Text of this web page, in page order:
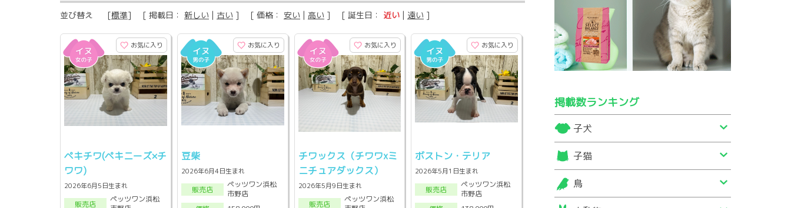
並び替え [標準] [ 掲載日： 新しい | 古い ] [ 価格： 安い | 高い ] [ 誕生日： 近い | 遠い ]
お気に入り
ペキチワ(ペキニーズ×チ
ワワ)
2026年6月5日生まれ
販売店
ペッツワン浜松
お気に入り
豆柴
2026年6月4日生まれ
販売店
ペッツワン浜松
市野店
お気に入り
チワックス（チワワxミ
ニチュアダックス）
2026年5月9日生まれ
販売店
ペッツワン浜松
お気に入り
ボストン・テリア
2026年5月1日生まれ
販売店
ペッツワン浜松
市野店
掲載数ランキング
子犬
子猫
鳥